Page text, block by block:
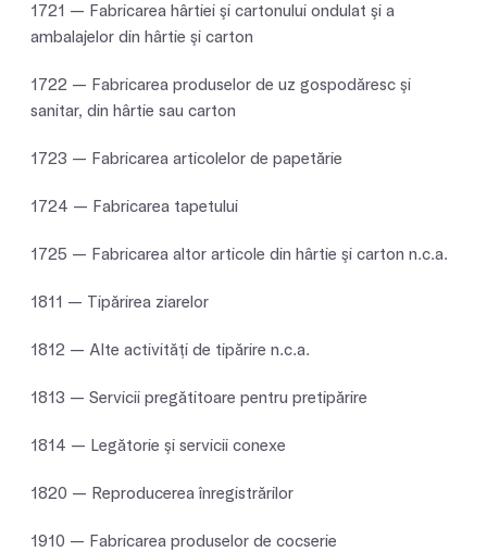
1721 — Fabricarea hârtiei şi cartonului ondulat şi a
ambalajelor din hârtie şi carton
1722 — Fabricarea produselor de uz gospodăresc şi
sanitar, din hârtie sau carton
1723 — Fabricarea articolelor de papetărie
1724 — Fabricarea tapetului
1725 — Fabricarea altor articole din hârtie şi carton n.c.a.
1811 — Tipărirea ziarelor
1812 — Alte activităţi de tipărire n.c.a.
1813 — Servicii pregătitoare pentru pretipărire
1814 — Legătorie şi servicii conexe
1820 — Reproducerea înregistrărilor
1910 — Fabricarea produselor de cocserie